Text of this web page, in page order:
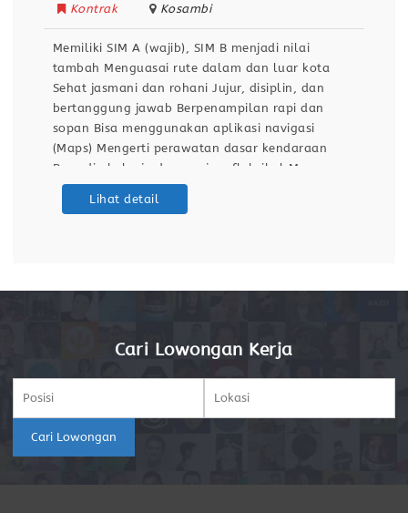
Kontrak Kosambi
Memiliki SIM A (wajib), SIM B menjadi nilai
tambah Menguasai rute dalam dan luar kota
Sehat jasmani dan rohani Jujur, disiplin, dan
bertanggung jawab Berpenampilan rapi dan
sopan Bisa menggunakan aplikasi navigasi
(Maps) Mengerti perawatan dasar kendaraan
Bersedia bekerja dengan jam fleksibel Mampu
bekerja dibawah tekanan Tidak memiliki catatan
Lihat detail
Cari Lowongan Kerja
Cari Lowongan